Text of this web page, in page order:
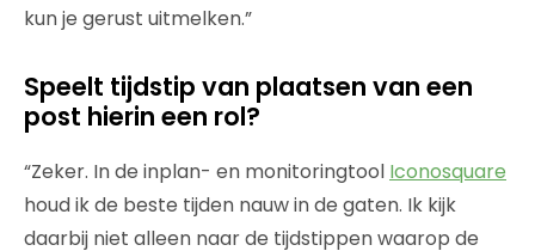
kun je gerust uitmelken.”
Speelt tijdstip van plaatsen van een
post hierin een rol?
“Zeker. In de inplan- en monitoringtool Iconosquare
houd ik de beste tijden nauw in de gaten. Ik kijk
daarbij niet alleen naar de tijdstippen waarop de